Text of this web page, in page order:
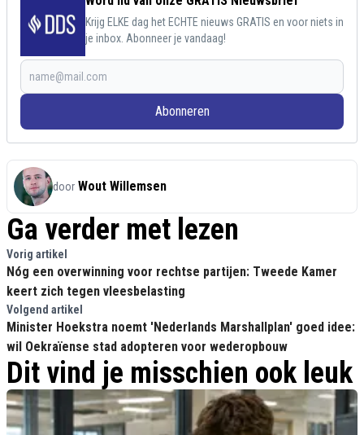
Krijg ELKE dag het ECHTE nieuws GRATIS en voor niets in
je inbox. Abonneer je vandaag!
Abonneren
door Wout Willemsen
Ga verder met lezen
Vorig artikel
Nóg een overwinning voor rechtse partijen: Tweede Kamer
keert zich tegen vleesbelasting
Volgend artikel
Minister Hoekstra noemt 'Nederlands Marshallplan' goed idee:
wil Oekraïense stad adopteren voor wederopbouw
Dit vind je misschien ook leuk